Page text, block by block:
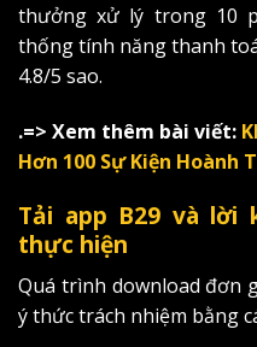
thưởng xử lý trong 10
thống tính năng thanh
4.8/5 sao.
.=> Xem thêm bài viết:
Hơn 100 Sự Kiện Hoành
Tải app B29 và lời
thực hiện
Quá trình download đơn
ý thức trách nhiệm bằng